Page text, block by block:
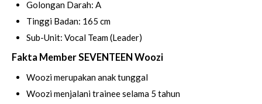
Golongan Darah: A
Tinggi Badan: 165 cm
Sub-Unit: Vocal Team (Leader)
Fakta Member SEVENTEEN Woozi
Woozi merupakan anak tunggal
Woozi menjalani trainee selama 5 tahun